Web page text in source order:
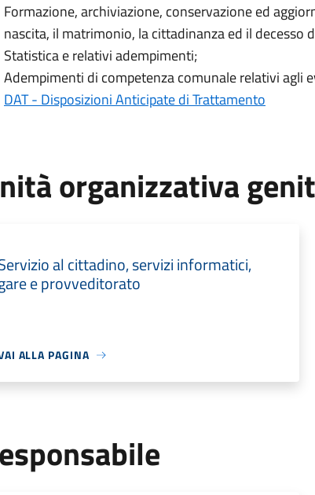
Formazione, archiviazione, conservazione ed
nascita, il matrimonio, la cittadinanza ed il decesso
Statistica e relativi adempimenti;
Adempimenti di competenza comunale relativi agli
DAT - Disposizioni Anticipate di Trattamento
organizzativa
al cittadino, servizi informatici,
e provveditorato
ALLA PAGINA